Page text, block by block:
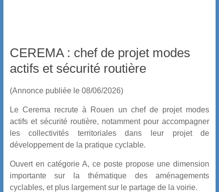
CEREMA : chef de projet modes
actifs et sécurité routière
(Annonce publiée le 08/06/2026)
Le Cerema recrute à Rouen un chef de projet modes
actifs et sécurité routière, notamment pour accompagner
les collectivités territoriales dans leur projet de
développement de la pratique cyclable.
Ouvert en catégorie A, ce poste propose une dimension
importante sur la thématique des aménagements
cyclables, et plus largement sur le partage de la voirie.